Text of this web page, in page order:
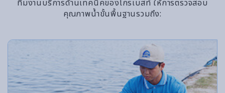
ทีมงานบริการด้านเทคนิคของโกรเบสท์ ให้การตรวจสอบ
คุณภาพน้ำขั้นพื้นฐานรวมถึง: